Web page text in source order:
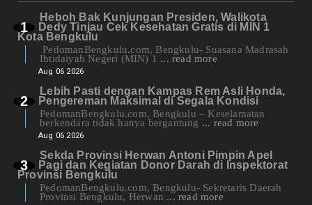
Heboh Bak Kunjungan Presiden, Walikota
Dedy Tinjau Cek Kesehatan Gratis di MIN 1
Kota Bengkulu
PedomanBengkulu.com, Bengkulu- Suasana Madrasah
Ibtidaiyah Negeri (MIN) 1 ... read more
Aug 06 2026
Lebih Pasti dengan Kampas Rem Asli Honda,
Pengereman Maksimal di Segala Kondisi
PedomanBengkulu.com, Bengkulu – Keselamatan
berkendara tidak hanya bergantung ... read more
Aug 06 2026
Sekda Provinsi Herwan Antoni Pimpin Apel
Pagi dan Kegiatan Donor Darah di Inspektorat
Provinsi Bengkulu
PedomanBengkulu.com, Bengkulu- Sekretaris Daerah
Provinsi Bengkulu, Herwan ... read more